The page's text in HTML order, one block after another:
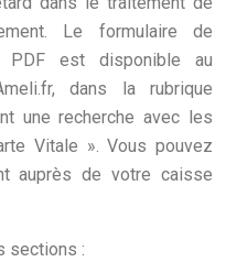
Le formulaire de
PDF est disponible au
dans la rubrique
une recherche avec les
Vitale ». Vous pouvez
auprès de votre caisse
sections :